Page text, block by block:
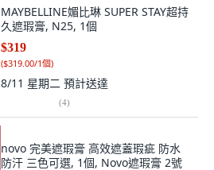
MAYBELLINE媚比琳 SUPER STAY超持
久遮瑕膏, N25, 1個
$319
($319.00/1個)
8/11 星期二 預計送達
(4)
novo 完美遮瑕膏 高效遮蓋瑕疵 防水
防汗 三色可選, 1個, Novo遮瑕膏 2號